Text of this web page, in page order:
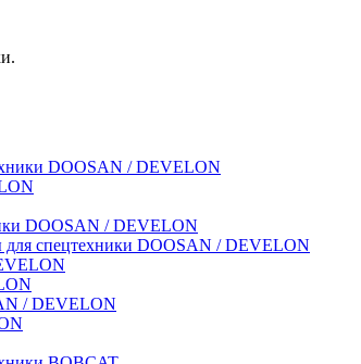
DOOSAN / DEVELON
DOOSAN / DEVELON
для спецтехники DOOSAN / DEVELON
/ DEVELON